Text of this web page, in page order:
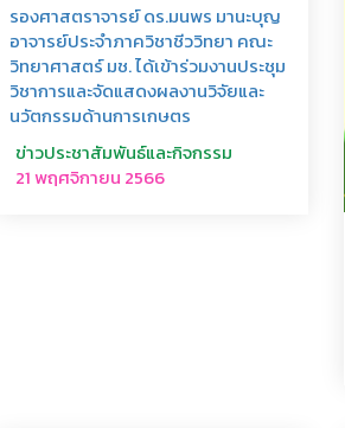
รองศาสตราจารย์ ดร.มนพร มานะบุญ
อาจารย์ประจำภาควิชาชีววิทยา คณะ
วิทยาศาสตร์ มช. ได้เข้าร่วมงานประชุม
วิชาการและจัดแสดงผลงานวิจัยและ
นวัตกรรมด้านการเกษตร
ข่าวประชาสัมพันธ์และกิจกรรม
21 พฤศจิกายน 2566